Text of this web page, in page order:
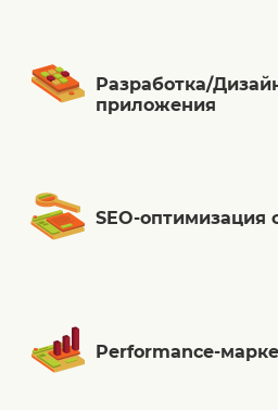
Разработка/
приложения
SEO-оптимизация
Performance-